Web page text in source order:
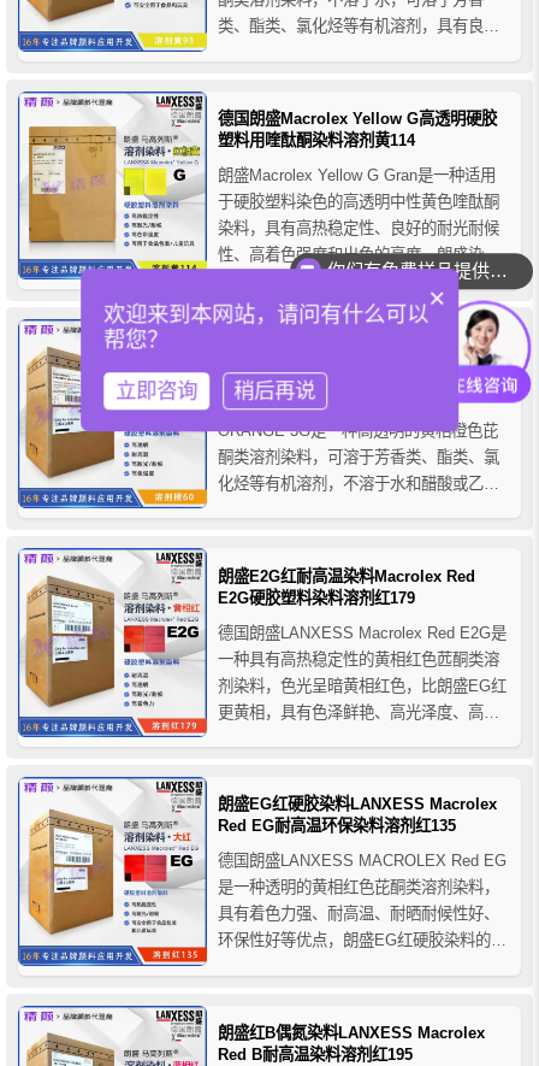
类、酯类、氯化烃等有机溶剂，具有良好
在塑料中迅速均匀溶解，此外该染料具有
出色的流动性，能确保计量精确，色彩形
德国朗盛Macrolex Yellow G高透明硬胶
塑料用喹酞酮染料溶剂黄114
朗盛Macrolex Yellow G Gran是一种适用
于硬胶塑料染色的高透明中性黄色喹酞酮
染料，具有高热稳定性、良好的耐光耐候
性、高着色强度和出色的亮度，朗盛染料
黄G可以很容易地破碎和分布，并能快
速、均匀、完全地融入塑料中，同时保持
优异的染色性能。推荐用于聚酯纤维、色
母粒、电气设备主体、电气和电子外壳、
工具外壳、包...
朗盛3G橙溶剂染料Macrolex Orange 3G
高透明染料溶剂橙60
德国朗盛LANXESS MACROLEX
ORANGE 3G是一种高透明的黄相橙色芘
酮类溶剂染料，可溶于芳香类、酯类、氯
化烃等有机溶剂，不溶于水和醋酸或乙醇
在较高的加工温度下易升华，可选用其它
能够耐高温的染料，如朗盛EG红、E2G红
朗盛E2G红耐高温染料Macrolex Red
E2G硬胶塑料染料溶剂红179
德国朗盛LANXESS Macrolex Red E2G是
一种具有高热稳定性的黄相红色苉酮类溶
剂染料，色光呈暗黄相红色，比朗盛EG红
更黄相，具有色泽鲜艳、高光泽度、高着
可用于各类硬胶塑料和树脂以及纤维纺丝
的着色，推荐用于电气设备外壳、PET瓶
朗盛EG红硬胶染料LANXESS Macrolex
Red EG耐高温环保染料溶剂红135
德国朗盛LANXESS MACROLEX Red EG
是一种透明的黄相红色芘酮类溶剂染料，
具有着色力强、耐高温、耐晒耐候性好、
环保性好等优点，朗盛EG红硬胶染料的溶
用于各类树脂，如聚苯乙烯，ABS有机玻
璃，聚氯乙烯的着色，也用于醋酸纤维，
朗盛红B偶氮染料LANXESS Macrolex
Red B耐高温染料溶剂红195
你们有免费样品提供吗？
你们可以提供配色服务吗？
×
欢迎来到本网站，请问有什么可以
帮您？
立即咨询 稍后再说